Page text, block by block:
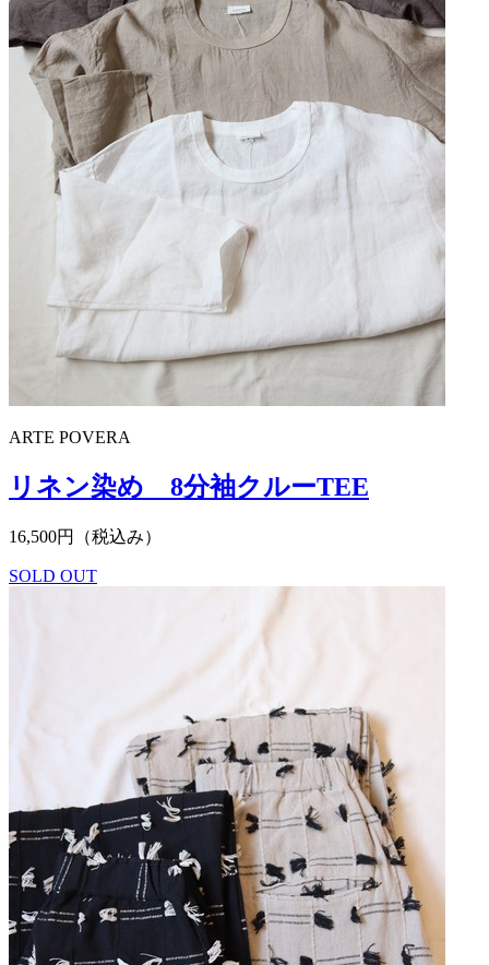
ARTE POVERA
リネン染め 8分袖クルーTEE
16,500円（税込み）
SOLD OUT